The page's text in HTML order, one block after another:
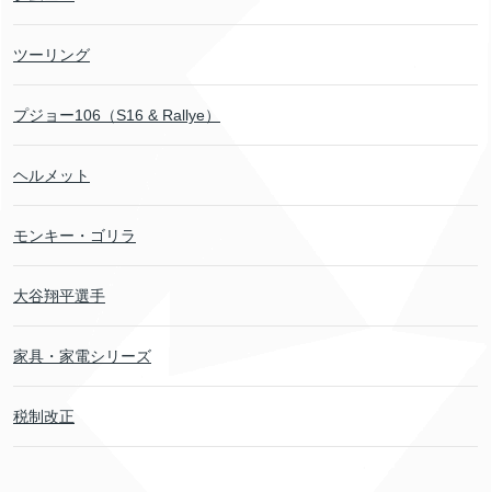
ツーリング
プジョー106（S16 & Rallye）
ヘルメット
モンキー・ゴリラ
大谷翔平選手
家具・家電シリーズ
税制改正